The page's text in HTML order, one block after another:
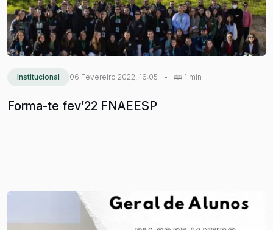
Institucional 06 Fevereiro 2022, 16:05 • 1 min
Forma-te fev’22 FNAEESP